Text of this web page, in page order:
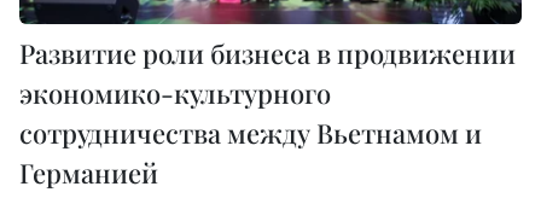
Развитие роли бизнеса в продвижении
экономико-культурного
сотрудничества между Вьетнамом и
Германией